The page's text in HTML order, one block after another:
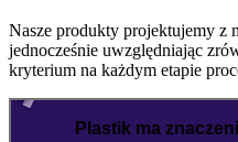
Nasze produkty projektujemy z
jednocześnie uwzględniając
kryterium na każdym etapie
Plastik ma